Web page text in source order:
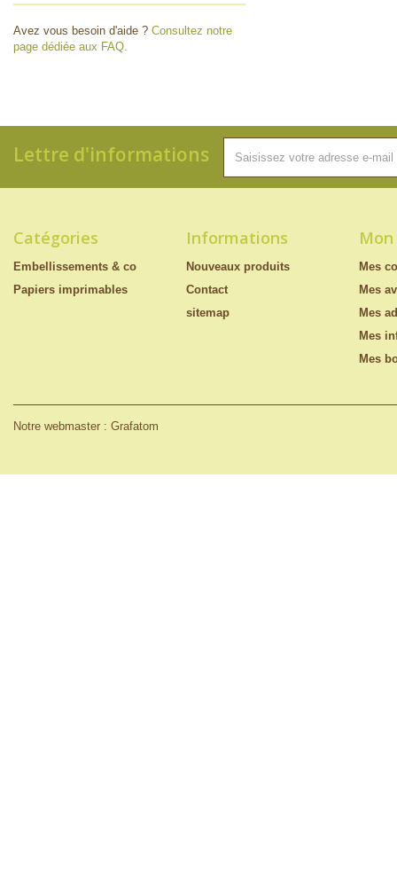
Avez vous besoin d'aide ? Consultez notre
page dédiée aux FAQ.
Lettre d'informations
Catégories
Embellissements & co
Papiers imprimables
Informations
Nouveaux produits
Contact
sitemap
Notre webmaster : Grafatom
Mes
Mes
Mes
Mes
Mes